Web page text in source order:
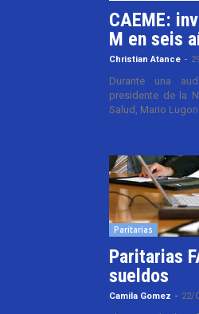
CAEME:
M en seis
Christian Atance -
Durante una
presidente de la
Salud, Mario
Paritarias
Paritarias
sueldos
Camila Gomez - 22/